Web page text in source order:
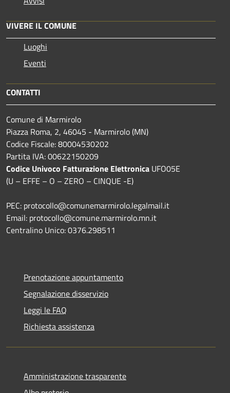
VIVERE IL COMUNE
Luoghi
Eventi
CONTATTI
Comune di Marmirolo
Piazza Roma, 2, 46045 - Marmirolo (MN)
Codice Fiscale: 80004530202
Partita IVA: 00622150209
Codice Univoco Fatturazione Elettronica UFO05E
(U – EFFE – O – ZERO – CINQUE -E)
PEC: protocollo@comunemarmirolo.legalmail.it
Email: protocollo@comune.marmirolo.mn.it
Centralino Unico: 0376.298511
Prenotazione appuntamento
Segnalazione disservizio
Leggi le FAQ
Richiesta assistenza
Amministrazione trasparente